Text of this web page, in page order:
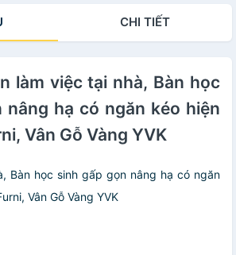
CHI TIẾT
làm việc tại nhà, Bàn học
nâng hạ có ngăn kéo hiện
Vân Gỗ Vàng YVK
Bàn học sinh gấp gọn nâng hạ có ngăn
Vân Gỗ Vàng YVK